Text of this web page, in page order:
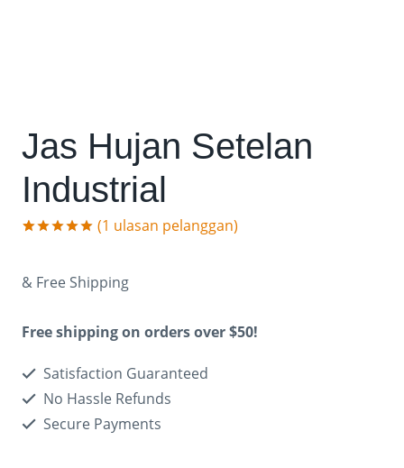
Jas Hujan Setelan
Industrial
berdasarkan
penilaian
(1 ulasan pelanggan)
& Free Shipping
Free shipping on orders over $50!
Satisfaction Guaranteed
No Hassle Refunds
Secure Payments